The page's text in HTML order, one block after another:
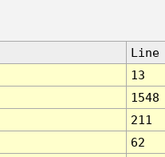
Line
13
1548
211
62